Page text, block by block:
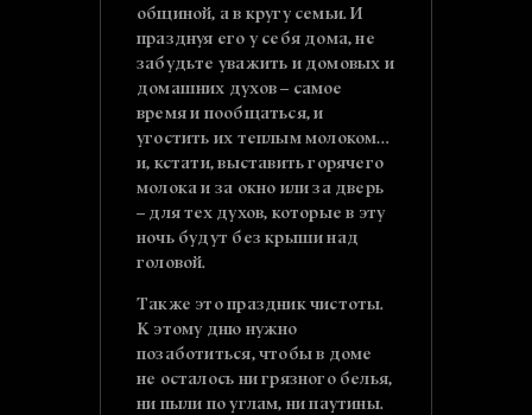
общиной, а в кругу семьи. И
празднуя его у себя дома, не
забудьте уважить и домовых и
домашних духов – самое
время и пообщаться, и
угостить их теплым молоком…
и, кстати, выставить горячего
молока и за окно или за дверь
– для тех духов, которые в эту
ночь будут без крыши над
головой.
Также это праздник чистоты.
К этому дню нужно
позаботиться, чтобы в доме
не осталось ни грязного белья,
ни пыли по углам, ни паутины.